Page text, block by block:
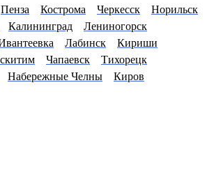
Пенза Кострома Черкесск
Норильск
Калининград
Лениногорск
Лабинск
Кириши
Чапаевск
Тихорецк
Набережные Челны Киров